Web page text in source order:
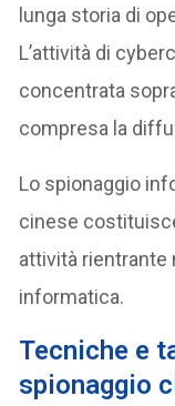
lunga storia di
L’attività di
concentrata
compresa la
Lo spionaggio
cinese
attività rientrante
informatica.
Tecniche e
spionaggio